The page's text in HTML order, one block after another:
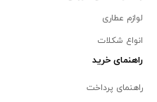
لوازم عطاری
انواع شکلات
راهنمای خرید
راهنمای پرداخت